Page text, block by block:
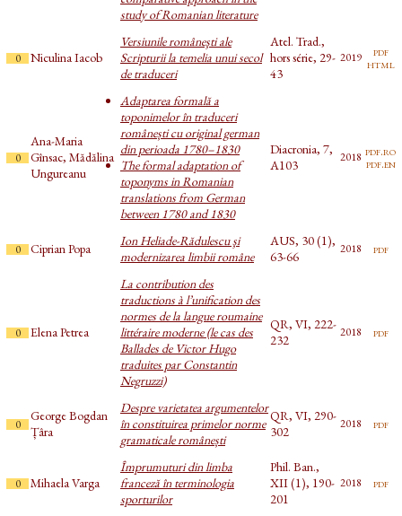
study of Romanian literature
0 Niculina Iacob
Versiunile româneşti ale
Scripturii la temelia unui secol
de traduceri
Atel. Trad.,
hors série, 29-
43
2019 pdf
html
0
Ana-Maria
Gînsac, Mădălina
Ungureanu
Adaptarea formală a
toponimelor în traduceri
românești cu original german
din perioada 1780–1830
The formal adaptation of
toponyms in Romanian
translations from German
between 1780 and 1830
Diacronia, 7,
A103
2018 pdf.ro
pdf.en
0 Ciprian Popa
Ion Heliade-Rădulescu şi
modernizarea limbii române
AUS, 30 (1),
63-66
2018 pdf
0 Elena Petrea
La contribution des
traductions à l’unification des
normes de la langue roumaine
littéraire moderne (le cas des
Ballades de Victor Hugo
traduites par Constantin
Negruzzi)
QR, VI, 222-
232
2018 pdf
0
George Bogdan
Țâra
Despre varietatea argumentelor
în constituirea primelor norme
gramaticale românești
QR, VI, 290-
302
2018 pdf
0 Mihaela Varga
Împrumuturi din limba
franceză în terminologia
sporturilor
Phil. Ban.,
XII (1), 190-
201
2018 pdf